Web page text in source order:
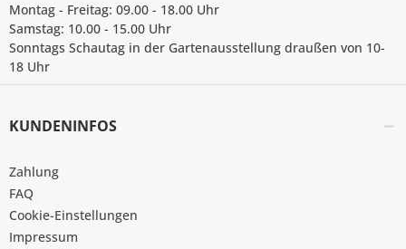
Montag - Freitag: 09.00 - 18.00 Uhr
Samstag: 10.00 - 15.00 Uhr
Sonntags Schautag in der Gartenausstellung draußen von 10-
18 Uhr
KUNDENINFOS
Zahlung
FAQ
Cookie-Einstellungen
Impressum